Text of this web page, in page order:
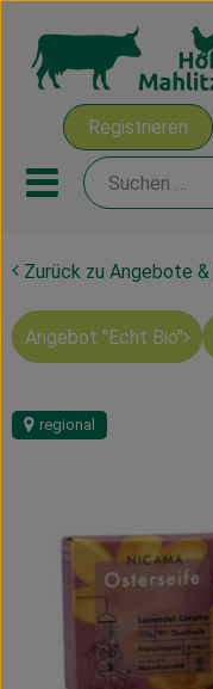
Registrieren
Mobiles
Ökokisten
Mahlitzscher
Kühltheke
Vorratskammer
Getränke
Zurück zu Angebote
Angebot "Echt Bio"
regional